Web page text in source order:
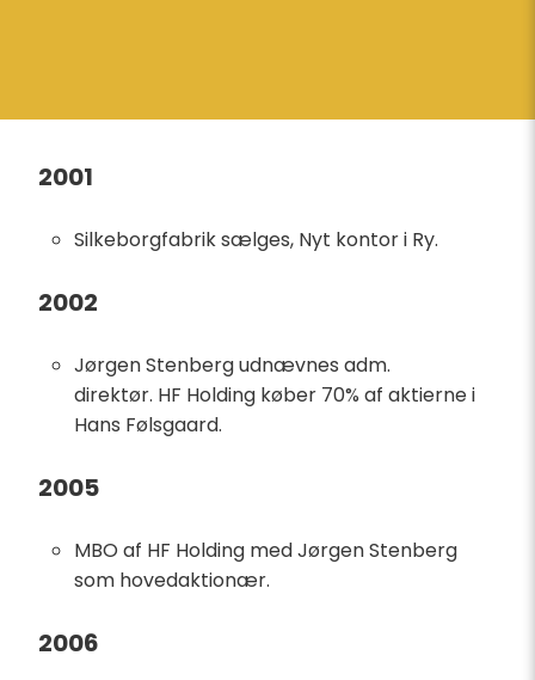
2001
Silkeborgfabrik sælges, Nyt kontor i Ry.
2002
Jørgen Stenberg udnævnes adm.
direktør. HF Holding køber 70% af aktierne i
Hans Følsgaard.
2005
MBO af HF Holding med Jørgen Stenberg
som hovedaktionær.
2006